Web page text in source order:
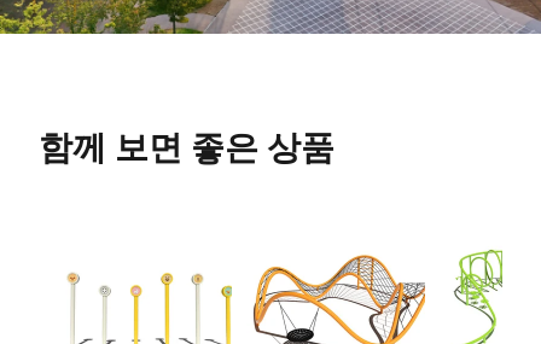
함께 보면 좋은 상품